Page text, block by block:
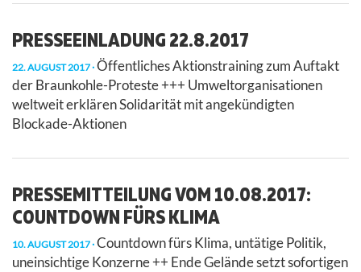
PRESSEEINLADUNG 22.8.2017
22. AUGUST 2017 Öffentliches Aktionstraining zum Auftakt
der Braunkohle-Proteste +++ Umweltorganisationen
weltweit erklären Solidarität mit angekündigten
Blockade-Aktionen
PRESSEMITTEILUNG VOM 10.08.2017:
COUNTDOWN FÜRS KLIMA
10. AUGUST 2017 Countdown fürs Klima, untätige Politik,
uneinsichtige Konzerne ++ Ende Gelände setzt sofortigen